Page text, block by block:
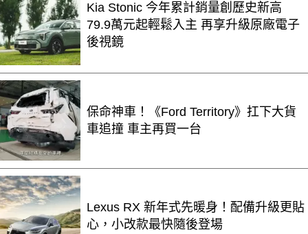
Kia Stonic 今年累計銷量創歷史新高
79.9萬元起輕鬆入主 再享升級原廠電子
後視鏡
保命神車！《Ford Territory》扛下大貨
車追撞 車主再買一台
Lexus RX 新年式先暖身！配備升級更貼
心，小改款最快隨後登場